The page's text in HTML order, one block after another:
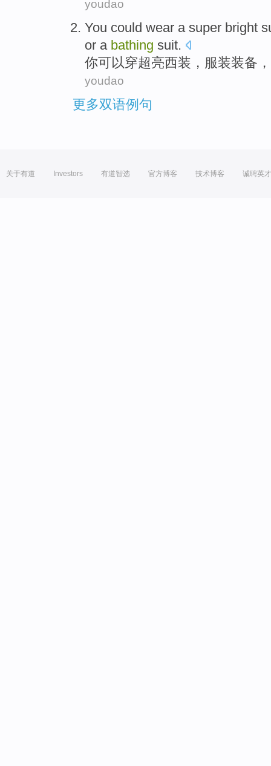
youdao
You could wear a super bright
or a bathing suit.
你可以穿超亮西装 ， 服装装备 ，
youdao
更多双语例句
关于有道 Investors 有道智选 官方博客 技术博客 诚聘英才